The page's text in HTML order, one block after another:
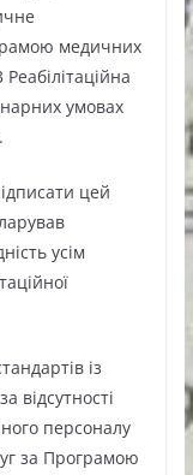
медичних
умовах
цей
усім
із
відсутності
персоналу
за Програмою